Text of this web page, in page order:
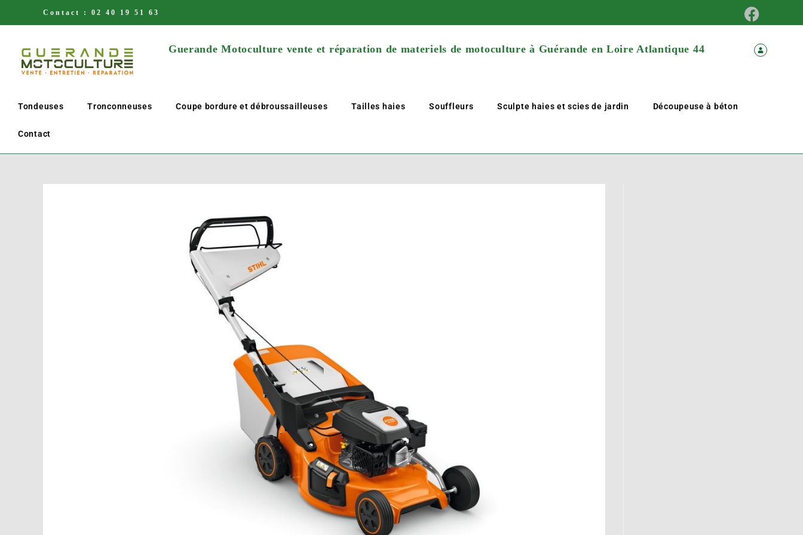
Contact : 02 40 19 51 63
Guerande Motoculture vente et réparation de materiels de motoculture à Guérande en Loire Atlantique 44
Tondeuses Tronconneuses Coupe bordure et débroussailleuses Tailles haies Souffleurs Sculpte haies et scies de jardin Découpeuse à béton
Contact